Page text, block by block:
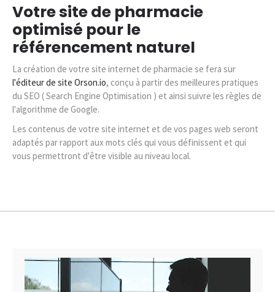
Votre site de pharmacie
optimisé pour le
référencement naturel
La création de votre site internet de pharmacie se fera sur
l'éditeur de site Orson.io, conçu à partir des meilleures pratiques
du SEO ( Search Engine Optimisation ) et ainsi suivre les règles de
l'algorithme de Google.
Les contenus de votre site internet et de vos pages web seront
adaptés par rapport aux mots clés qui vous définissent et qui
vous permettront d'être visible au niveau local.